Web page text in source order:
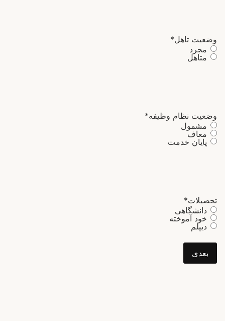
وضعیت تاهل*
مجرد
متاهل
وضعیت نظام وظیفه*
مشمول
معاف
پایان خدمت
تحصیلات*
دانشگاهی
خود آموخته
دیپلم